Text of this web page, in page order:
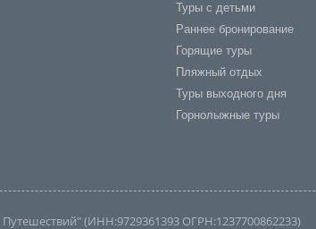
Туры с детьми
Раннее бронирование
Горящие туры
Пляжный отдых
Туры выходного дня
Горнолыжные туры
(ИНН:9729361393 ОГРН:1237700862233)